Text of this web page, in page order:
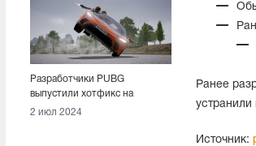
Разработчики PUBG
выпустили хотфикс на
консолях
2 июл 2024
Ранее
Источник: